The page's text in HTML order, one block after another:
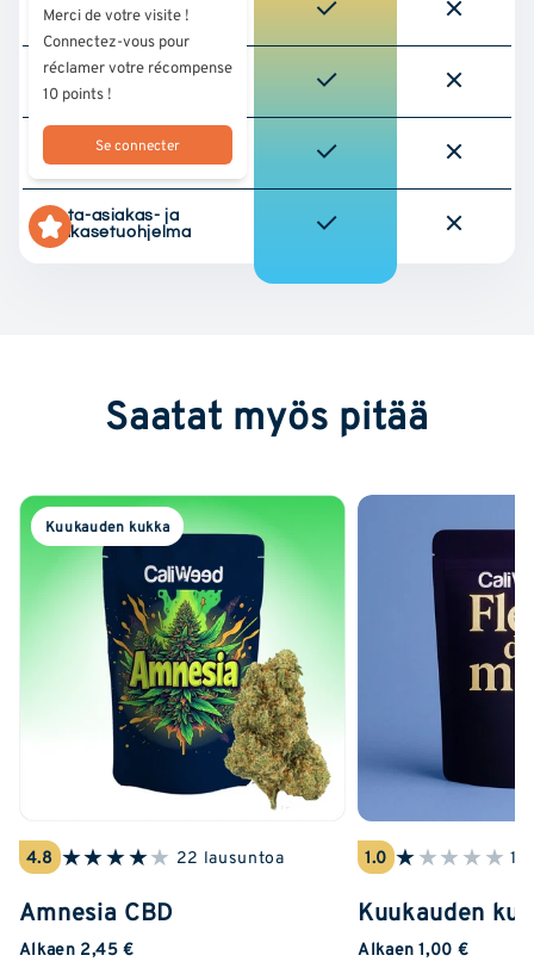
Valittu korkealaatuinen
Huomaamaton, siisti
pakkaus
Nopea & ilmainen
toimitus
Kanta-asiakas- ja
asiakasetuohjelma
Saatat myös pitää
Kuukauden kukka
4.8 ★★★★★ 22 lausuntoa
Amnesia CBD
Alkaen 2,45 €
1.0 ★★★★★ 1
Kuukauden
Alkaen 1,00 €
Merci de votre visite !
Connectez-vous pour
réclamer votre récompense
10 points !
Se connecter